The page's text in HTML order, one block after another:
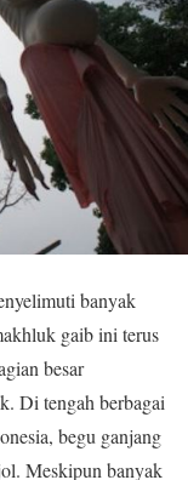
banyak
gaib ini terus
besar
Di tengah berbagai
begu ganjang
Meskipun banyak